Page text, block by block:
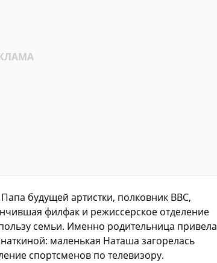
будущей артистки, полковник ВВС,
филфак и режиссерское отделение
семьи. Именно родительница привела
маленькая Наташа загорелась
спортсменов по телевизору.